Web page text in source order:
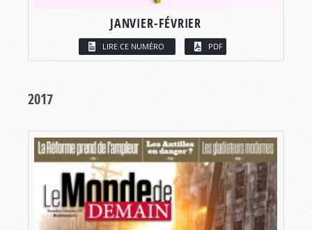
JANVIER-FÉVRIER
LIRE CE NUMÉRO PDF
2017